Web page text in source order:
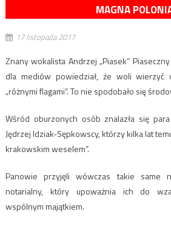
MAGNA
17 listopada 2017
Znany wokalista Andrzej „Piasek”
dla mediów powiedział, że woli wierzyć
„różnymi flagami”. To nie spodobało się
Wśród oburzonych osób znalazła się
Jędrzej Idziak-Sępkowscy, którzy kilka lat
krakowskim weselem”.
Panowie przyjęli wówczas takie same
notarialny, który upoważnia ich do
wspólnym majątkiem.